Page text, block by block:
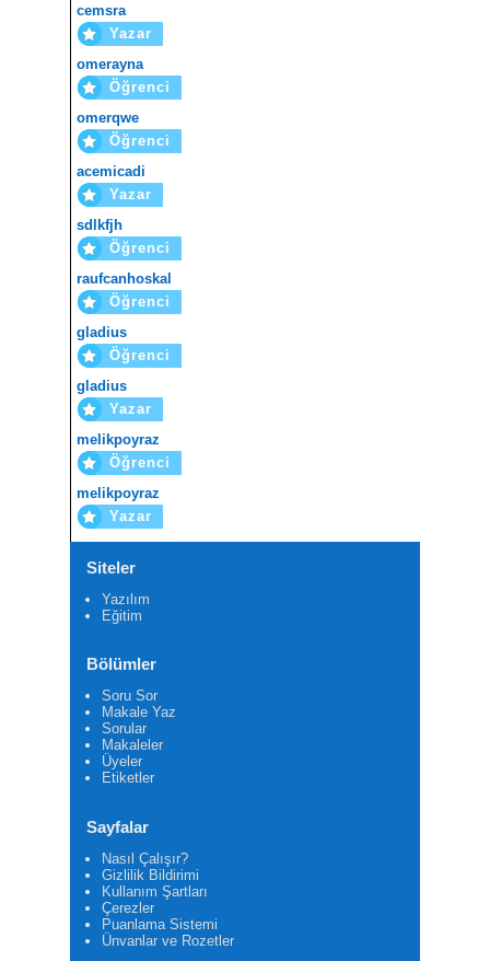
cemsra
Yazar
omerayna
Öğrenci
omerqwe
Öğrenci
acemicadi
Yazar
sdlkfjh
Öğrenci
raufcanhoskal
Öğrenci
gladius
Öğrenci
gladius
Yazar
melikpoyraz
Öğrenci
melikpoyraz
Yazar
Siteler
Yazılım
Eğitim
Bölümler
Soru Sor
Makale Yaz
Sorular
Makaleler
Üyeler
Etiketler
Sayfalar
Nasıl Çalışır?
Gizlilik Bildirimi
Kullanım Şartları
Çerezler
Puanlama Sistemi
Ünvanlar ve Rozetler